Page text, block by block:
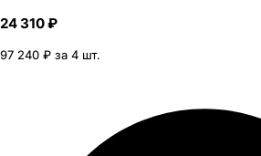
24 310 ₽
97 240 ₽ за 4 шт.